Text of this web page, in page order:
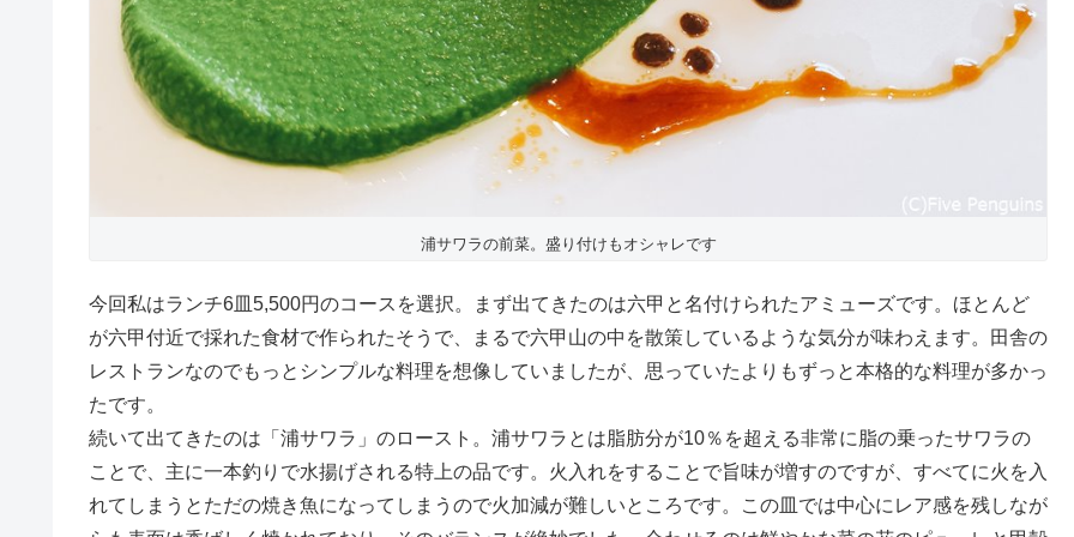
浦サワラの前菜。盛り付けもオシャレです
今回私はランチ6皿5,500円のコースを選択。まず出てきたのは六甲と名付けられたアミューズです。ほとんど
が六甲付近で採れた食材で作られたそうで、まるで六甲山の中を散策しているような気分が味わえます。田舎の
レストランなのでもっとシンプルな料理を想像していましたが、思っていたよりもずっと本格的な料理が多かっ
たです。
続いて出てきたのは「浦サワラ」のロースト。浦サワラとは脂肪分が10％を超える非常に脂の乗ったサワラの
ことで、主に一本釣りで水揚げされる特上の品です。火入れをすることで旨味が増すのですが、すべてに火を入
れてしまうとただの焼き魚になってしまうので火加減が難しいところです。この皿では中心にレア感を残しなが